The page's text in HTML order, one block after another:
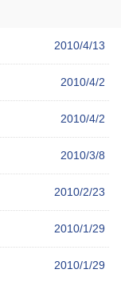
2010/4/13
2010/4/2
2010/4/2
2010/3/8
2010/2/23
2010/1/29
2010/1/29